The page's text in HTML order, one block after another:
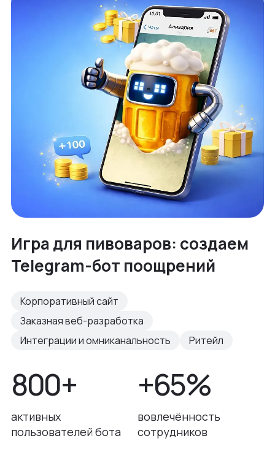
Игра для пивоваров: создаем
Telegram-бот поощрений
Корпоративный сайт
Заказная веб-разработка
Интеграции и омниканальность
Ритейл
800+
активных
пользователей бота
+65%
вовлечённость
сотрудников